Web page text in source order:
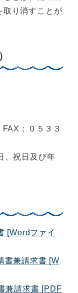
り消すことが
：０５３３
、祝日及び年
[Wordファイ
書兼請求書 [W
兼請求書 [PDF